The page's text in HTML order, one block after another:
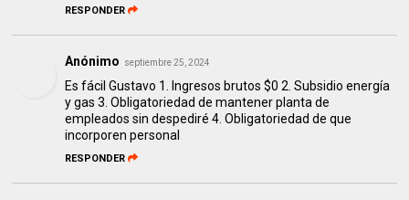
RESPONDER
Anónimo septiembre 25, 2024
Es fácil Gustavo 1. Ingresos brutos $0 2. Subsidio energía
y gas 3. Obligatoriedad de mantener planta de
empleados sin despediré 4. Obligatoriedad de que
incorporen personal
RESPONDER